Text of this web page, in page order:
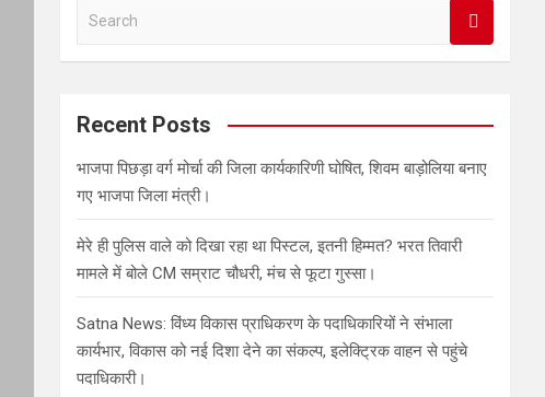
a
c
Recent Posts
भाजपा पिछड़ा वर्ग मोर्चा की जिला कार्यकारिणी घोषित, शिवम बाड़ोलिया बनाए
गए भाजपा जिला मंत्री।
मेरे ही पुलिस वाले को दिखा रहा था पिस्टल, इतनी हिम्मत? भरत तिवारी
मामले में बोले CM सम्राट चौधरी, मंच से फूटा गुस्सा।
Satna News: विंध्य विकास प्राधिकरण के पदाधिकारियों ने संभाला
कार्यभार, विकास को नई दिशा देने का संकल्प, इलेक्ट्रिक वाहन से पहुंचे
पदाधिकारी।